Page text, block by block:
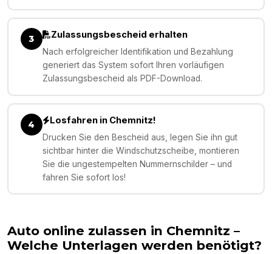
3 Zulassungsbescheid erhalten
Nach erfolgreicher Identifikation und Bezahlung
generiert das System sofort Ihren vorläufigen
Zulassungsbescheid als PDF-Download.
4 Losfahren in Chemnitz!
Drucken Sie den Bescheid aus, legen Sie ihn gut
sichtbar hinter die Windschutzscheibe, montieren
Sie die ungestempelten Nummernschilder – und
fahren Sie sofort los!
Auto online zulassen in Chemnitz –
Welche Unterlagen werden benötigt?